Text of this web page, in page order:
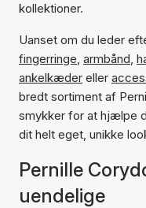
kollektioner.
Uanset om du leder
fingerringe, armbånd,
ankelkæder eller
bredt sortiment af
smykker for at hjælpe
dit helt eget, unikke
Pernille
uendelige